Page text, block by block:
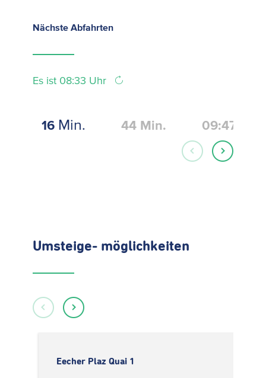
Nächste Abfahrten
Es ist 08:33 Uhr
16 Min. 44 Min. 09:47
Umsteige- möglichkeiten
Eecher Plaz Quai 1